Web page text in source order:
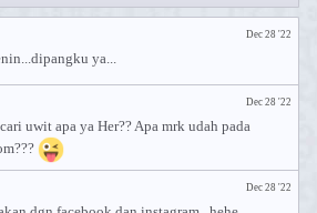
Dec 28 '22
ya...
Dec 28 '22
uwit apa ya Her?? Apa mrk udah pada
Dec 28 '22